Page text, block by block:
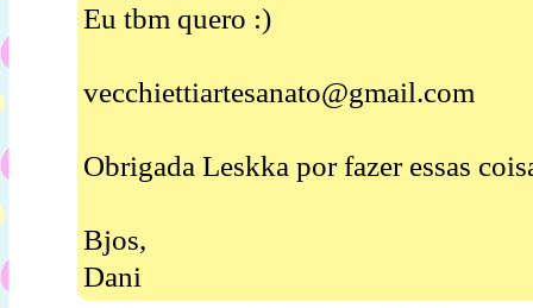
Eu tbm quero :)
vecchiettiartesanato@gmail.com
Obrigada Leskka por fazer essas
Bjos,
Dani